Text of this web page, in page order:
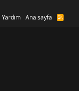
Yardım Ana sayfa
R